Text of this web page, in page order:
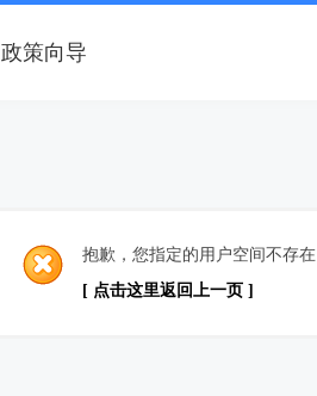
政策向导
抱歉，您指定的用户空间不存在
[ 点击这里返回上一页 ]